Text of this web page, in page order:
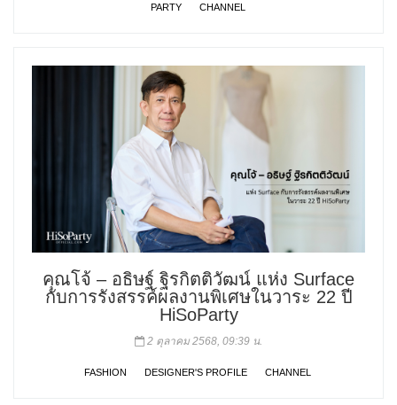
PARTY CHANNEL
คุณโจ้ – อธิษฐ์ ฐิรกิตติวัฒน์ แห่ง Surface
กับการรังสรรค์ผลงานพิเศษในวาระ 22 ปี
HiSoParty
2 ตุลาคม 2568, 09:39 น.
FASHION DESIGNER'S PROFILE CHANNEL